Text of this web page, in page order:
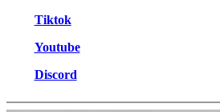
Tiktok
Youtube
Discord